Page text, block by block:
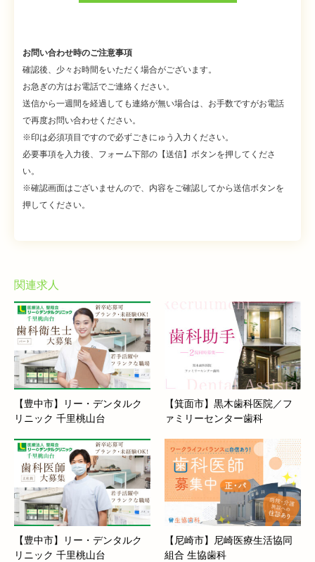
お問い合わせ時のご注意事項
確認後、少々お時間をいただく場合がございます。
お急ぎの方はお電話でご連絡ください。
送信から一週間を経過しても連絡が無い場合は、お手数ですがお電話
で再度お問い合わせください。
※印は必須項目ですので必ずごきにゅう入力ください。
必要事項を入力後、フォーム下部の【送信】ボタンを押してくださ
い。
※確認画面はございませんので、内容をご確認してから送信ボタンを
押してください。
関連求人
【豊中市】リー・デンタルク
リニック 千里桃山台
【箕面市】黒木歯科医院／フ
ァミリーセンター歯科
【豊中市】リー・デンタルク
リニック 千里桃山台
【尼崎市】尼崎医療生活協同
組合 生協歯科